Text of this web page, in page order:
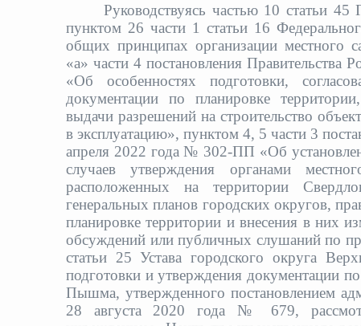
Руководствуясь частью 10 статьи 45
пунктом 26 части 1 статьи 16
общих принципах организации местного
«а» части 4 постановления
«Об особенностях подготовки,
документации по планировке
выдачи разрешений на строительство
в эксплуатацию», пунктом 4, 5 части 3
апреля 2022 года № 302-ПП «Об
случаев утверждения органами
расположенных на территории
генеральных планов городских округов,
планировке территории и внесения в них
обсуждений или публичных слушаний по
статьи 25 Устава городского округа
подготовки и утверждения документации
Пышма, утвержденного постановлением
28 августа 2020 года № 679,